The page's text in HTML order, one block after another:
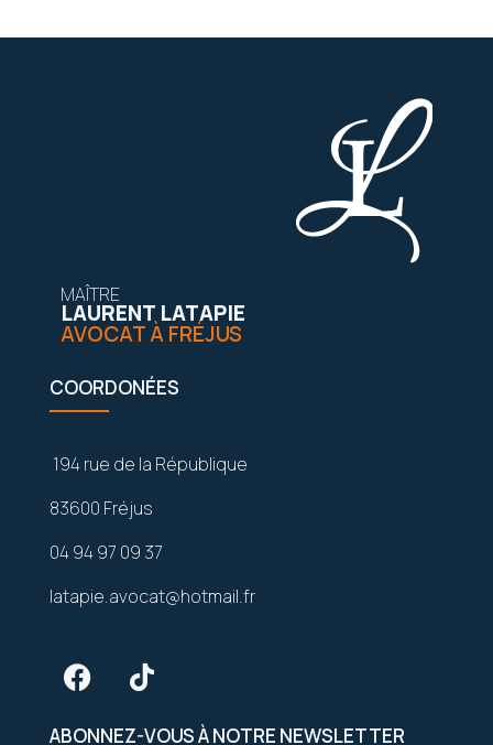
MAÎTRE
LAURENT LATAPIE
AVOCAT À FRÉJUS
COORDONÉES
194 rue de la République
83600 Fréjus
04 94 97 09 37
latapie.avocat@hotmail.fr
ABONNEZ-VOUS À NOTRE NEWSLETTER